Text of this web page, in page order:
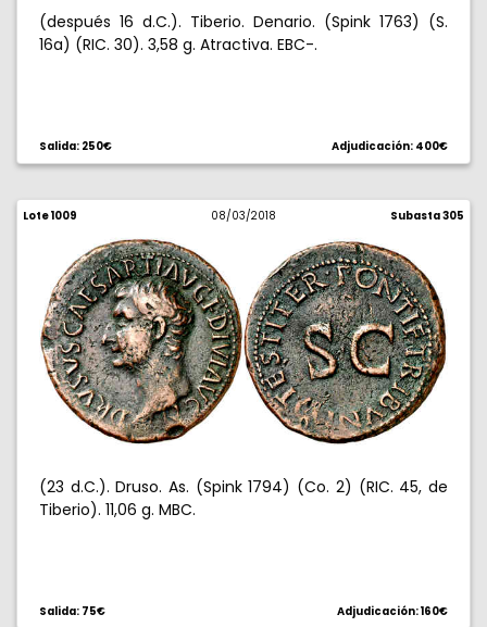
(después 16 d.C.). Tiberio. Denario. (Spink 1763) (S.
16a) (RIC. 30). 3,58 g. Atractiva. EBC-.
Salida: 250€ Adjudicación: 400€
Lote 1009 08/03/2018 Subasta 305
(23 d.C.). Druso. As. (Spink 1794) (Co. 2) (RIC. 45, de
Tiberio). 11,06 g. MBC.
Salida: 75€ Adjudicación: 160€